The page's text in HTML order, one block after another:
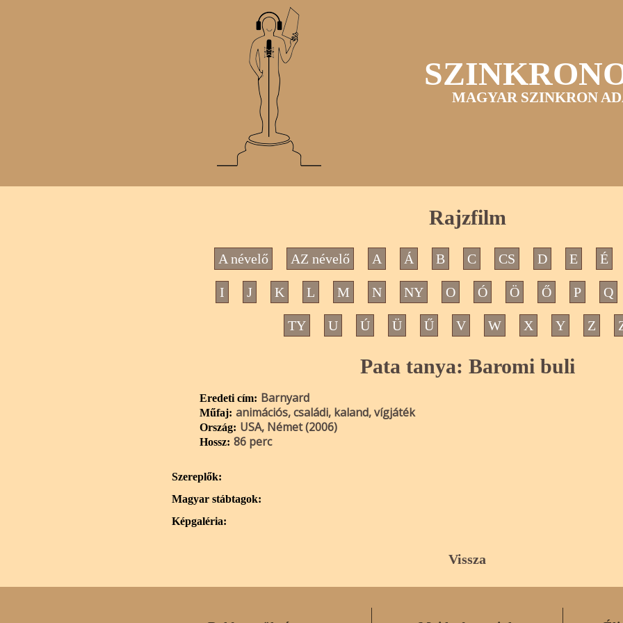
MAGYAR SZINKRON
Rajzfilm
A névelő AZ névelő A Á B C CS D E É
I J K L M N NY O Ó Ö Ő P Q
TY U Ú Ü Ű V W X Y Z
Pata tanya: Baromi buli
Eredeti cím: Barnyard
Műfaj: animációs, családi, kaland, vígjáték
Ország: USA, Német (2006)
Hossz: 86 perc
Szereplők:
Magyar stábtagok:
Képgaléria:
Vissza